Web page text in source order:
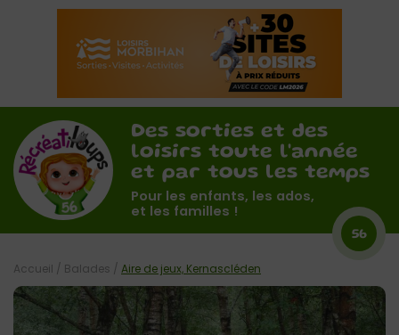
Des sorties et des
loisirs toute l'année
et par tous les temps
Pour les enfants, les ados,
et les familles !
56
Accueil / Balades / Aire de jeux, Kernascléden